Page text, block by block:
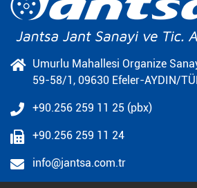
Umurlu Mahallesi Organize
59-58/1, 09630 Efeler-AYDIN/
+90.256 259 11 25 (pbx)
+90.256 259 11 24
info@jantsa.com.tr